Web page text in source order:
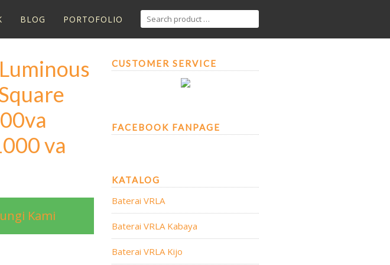
BLOG PORTOFOLIO
va
Kami
CUSTOMER SERVICE
FACEBOOK FANPAGE
KATALOG
Baterai VRLA
Baterai VRLA Kabaya
Baterai VRLA Kijo